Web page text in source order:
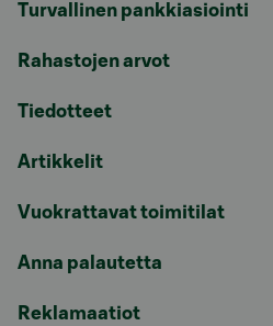
Turvallinen pankkiasiointi
Rahastojen arvot
Tiedotteet
Artikkelit
Vuokrattavat toimitilat
Anna palautetta
Reklamaatiot